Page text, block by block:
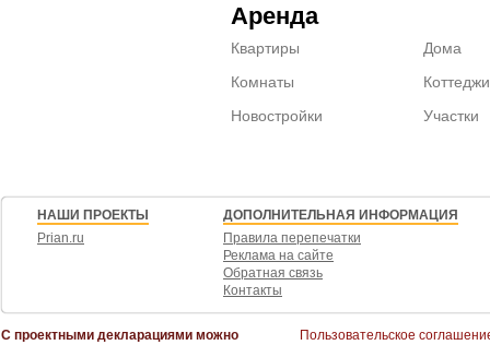
Аренда
Квартиры
Комнаты
Новостройки
Дома
Коттеджи
Участки
НАШИ ПРОЕКТЫ
Prian.ru
ДОПОЛНИТЕЛЬНАЯ ИНФОРМАЦИЯ
Правила перепечатки
Реклама на сайте
Обратная связь
Контакты
С проектными декларациями можно
Пользовательское